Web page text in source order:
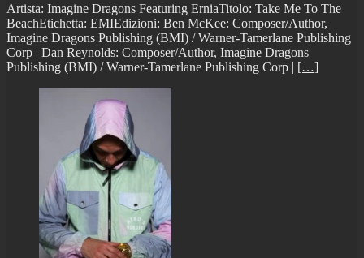
Artista: Imagine Dragons Featuring ErniaTitolo: Take Me To The
BeachEtichetta: EMIEdizioni: Ben McKee: Composer/Author,
Imagine Dragons Publishing (BMI) / Warner-Tamerlane Publishing
Corp | Dan Reynolds: Composer/Author, Imagine Dragons
Publishing (BMI) / Warner-Tamerlane Publishing Corp | […]